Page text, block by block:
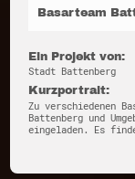
Basarteam
Ein Projekt von:
Stadt Battenberg
Kurzportrait:
Zu verschiedenen
Battenberg und
eingeladen. Es